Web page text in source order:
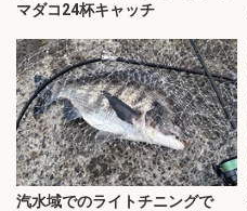
マダコ24杯キャッチ
汽水域でのライトチニングで